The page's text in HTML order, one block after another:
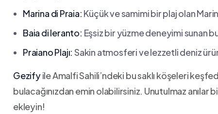
Marina di⁣ Praia: Küçük ve samimi bir ⁤plaj olan
Baia di Ieranto: Eşsiz bir yüzme deneyimi ‍sunan‍
Praiano Plajı: Sakin atmosferi ve lezzetli deniz
Gezifyile Amalfi ‍Sahili’ndeki bu​ saklı köşeleri
bulacağınızdan emin olabilirsiniz.⁣ Unutulmaz
ekleyin!